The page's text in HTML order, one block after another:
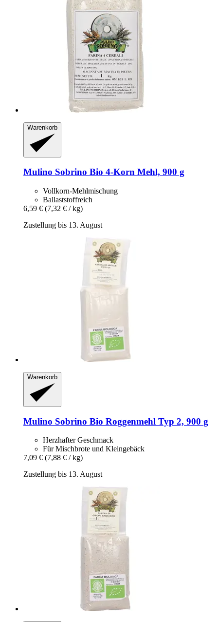
Warenkorb
Mulino Sobrino Bio 4-​Korn Mehl, 900 g
Vollkorn-Mehlmischung
Ballaststoffreich
6,59 € (7,32 € / kg)
Zustellung bis 13. August
Warenkorb
Mulino Sobrino Bio Roggenmehl Typ 2, 900 g
Herzhafter Geschmack
Für Mischbrote und Kleingebäck
7,09 € (7,88 € / kg)
Zustellung bis 13. August